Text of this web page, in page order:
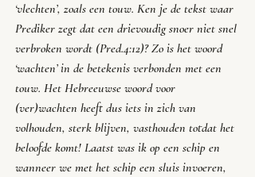
‘vlechten’, zoals een touw. Ken je de tekst waar
Prediker zegt dat een drievoudig snoer niet snel
verbroken wordt (Pred.4:12)? Zo is het woord
‘wachten’ in de betekenis verbonden met een
touw. Het Hebreeuwse woord voor
(ver)wachten heeft dus iets in zich van
volhouden, sterk blijven, vasthouden totdat het
beloofde komt! Laatst was ik op een schip en
wanneer we met het schip een sluis invoeren,